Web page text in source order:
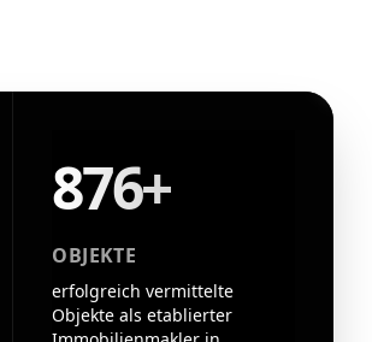
876+
OBJEKTE
erfolgreich vermittelte
Objekte als etablierter